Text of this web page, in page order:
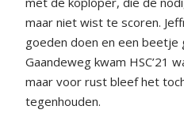
maar niet wist te scoren.
goeden doen en een beetje
Gaandeweg kwam HSC’21
maar voor rust bleef het
tegenhouden.